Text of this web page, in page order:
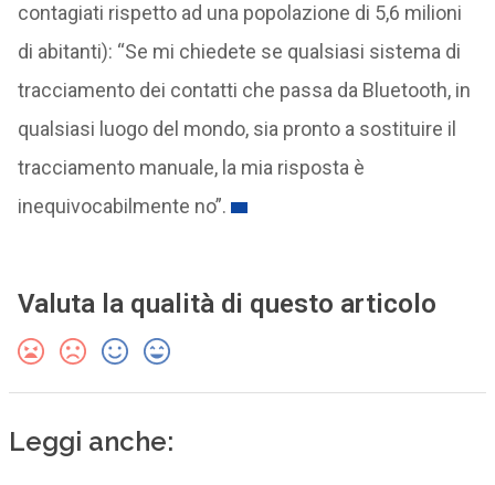
contagiati rispetto ad una popolazione di 5,6 milioni
di abitanti): “Se mi chiedete se qualsiasi sistema di
tracciamento dei contatti che passa da Bluetooth, in
qualsiasi luogo del mondo, sia pronto a sostituire il
tracciamento manuale, la mia risposta è
inequivocabilmente no”.
Valuta la qualità di questo articolo
Leggi anche: